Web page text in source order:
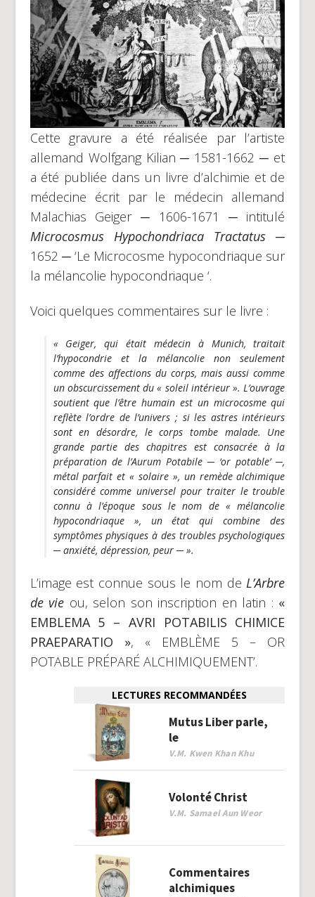
Cette gravure a été réalisée par l’artiste
allemand Wolfgang Kilian ─ 1581-1662 ─ et
a été publiée dans un livre d’alchimie et de
médecine écrit par le médecin allemand
Malachias Geiger ─ 1606-1671 ─ intitulé
Microcosmus Hypochondriaca Tractatus ─
1652 ─ ‘Le Microcosme hypocondriaque sur
la mélancolie hypocondriaque ‘.
Voici quelques commentaires sur le livre :
« Geiger, qui était médecin à Munich, traitait
l’hypocondrie et la mélancolie non seulement
comme des affections du corps, mais aussi comme
un obscurcissement du « soleil intérieur ». L’ouvrage
soutient que l’être humain est un microcosme qui
reflète l’ordre de l’univers ; si les astres intérieurs
sont en désordre, le corps tombe malade. Une
grande partie des chapitres est consacrée à la
préparation de l’Aurum Potabile─ ‘or potable’ ─,
métal parfait et « solaire », un remède alchimique
considéré comme universel pour traiter le trouble
connu à l’époque sous le nom de « mélancolie
hypocondriaque », un état qui combine des
symptômes physiques à des troubles psychologiques
─ anxiété, dépression, peur ─ ».
L’image est connue sous le nom deL’Arbre
de vie ou, selon son inscription en latin : «
EMBLEMA 5 – AVRI POTABILIS CHIMICE
PRAEPARATIO », « EMBLÈME 5 – OR
POTABLE PRÉPARÉ ALCHIMIQUEMENT’.
LECTURES RECOMMANDÉES
Mutus Liber parle,
le
V.M. Kwen Khan Khu
Volonté Christ
V.M. Samael Aun Weor
Commentaires
alchimiques